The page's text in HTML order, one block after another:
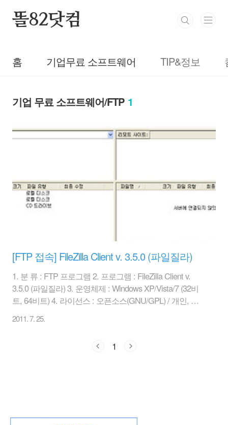
똘82닷컴
홈 기업무료 소프트웨어 TIP&정보
기업 무료 소프트웨어/FTP 1
[FTP 접속] FileZilla Client v. 3.5.0 (파일질라)
1. 분 류 : FTP 프로그램 2. 프로그램 : FileZilla Client v.
3.5.0 (파일질라) 3. 운영체제 : Windows XP/Vista/7 (32비
트, 64비트) 4. 라이선스 : 오픈소스(GNU/GPL) / 개인, 기
project.org 7. 다운로드 : [ 다운1 ], [ 다운2 ] 요즘은 홈페이
그래서 FTP라고 하면 대부분은 생소하게 느껴질 것이다.
2011. 7. 25.
1